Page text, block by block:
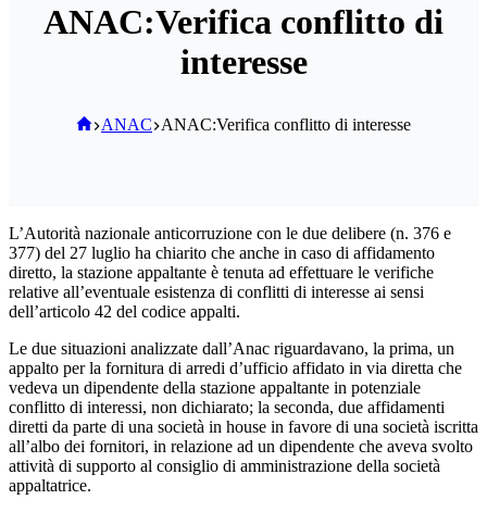
ANAC:Verifica conflitto di
interesse
Home
ANAC ANAC:Verifica conflitto di interesse
L’Autorità nazionale anticorruzione con le due delibere (n. 376 e
377) del 27 luglio ha chiarito che anche in caso di affidamento
diretto, la stazione appaltante è tenuta ad effettuare le verifiche
relative all’eventuale esistenza di conflitti di interesse ai sensi
dell’articolo 42 del codice appalti.
Le due situazioni analizzate dall’Anac riguardavano, la prima, un
appalto per la fornitura di arredi d’ufficio affidato in via diretta che
vedeva un dipendente della stazione appaltante in potenziale
conflitto di interessi, non dichiarato; la seconda, due affidamenti
diretti da parte di una società in house in favore di una società iscritta
all’albo dei fornitori, in relazione ad un dipendente che aveva svolto
attività di supporto al consiglio di amministrazione della società
appaltatrice.